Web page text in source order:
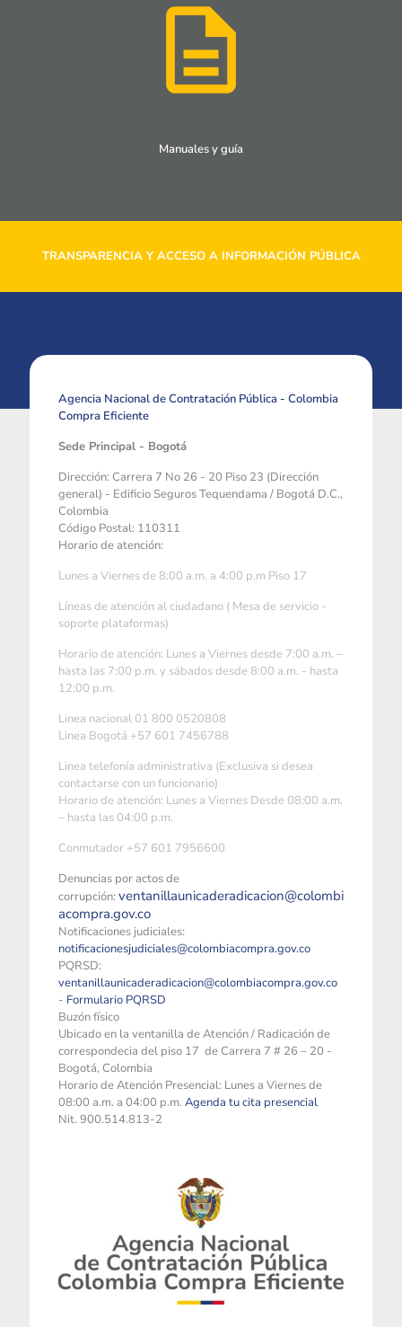
Manuales y guía
TRANSPARENCIA Y ACCESO A INFORMACIÓN PÚBLICA
Agencia Nacional de Contratación Pública - Colombia
Compra Eficiente
Sede Principal - Bogotá
Dirección: Carrera 7 No 26 - 20 Piso 23 (Dirección
general) - Edificio Seguros Tequendama / Bogotá D.C.,
Colombia
Código Postal: 110311
Horario de atención:
Lunes a Viernes de 8:00 a.m. a 4:00 p.m Piso 17
Líneas de atención al ciudadano ( Mesa de servicio -
soporte plataformas)
Horario de atención: Lunes a Viernes desde 7:00 a.m. –
hasta las 7:00 p.m. y sábados desde 8:00 a.m. - hasta
12:00 p.m.
Linea nacional 01 800 0520808
Linea Bogotá +57 601 7456788
Linea telefonía administrativa (Exclusiva si desea
contactarse con un funcionario)
Horario de atención: Lunes a Viernes Desde 08:00 a.m.
– hasta las 04:00 p.m.
Conmutador +57 601 7956600
Denuncias por actos de
corrupción: ventanillaunicaderadicacion@colombi
acompra.gov.co
Notificaciones judiciales:
notificacionesjudiciales@colombiacompra.gov.co
PQRSD:
ventanillaunicaderadicacion@colombiacompra.gov.co
- Formulario PQRSD
Buzón físico
Ubicado en la ventanilla de Atención / Radicación de
correspondecia del piso 17 de Carrera 7 # 26 – 20 -
Bogotá, Colombia
Horario de Atención Presencial: Lunes a Viernes de
08:00 a.m. a 04:00 p.m. Agenda tu cita presencial
Nit. 900.514.813-2